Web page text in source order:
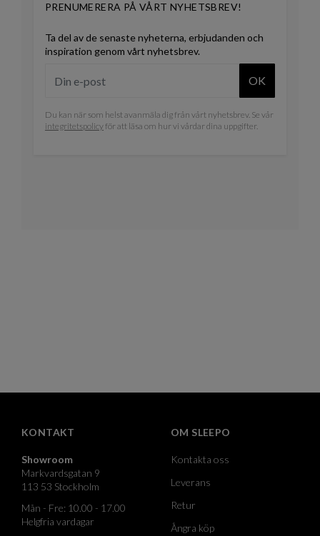
PRENUMERERA PÅ VÅRT NYHETSBREV!
Ta del av de senaste nyheterna, erbjudanden och
inspiration genom vårt nyhetsbrev.
OK
Du kan när som helst avanmäla dig från vårt nyhetsbrev. Se vår
integritetspolicyför att läsa om hur vi vårdar dina uppgifter.
KONTAKT
Showroom
Markvardsgatan 9
113 53 Stockholm
Mån - Fre: 10.00 - 17.00
Helgfria vardagar
OM SLEEPO
Kontakta oss
Leverans
Retur
Ångra köp